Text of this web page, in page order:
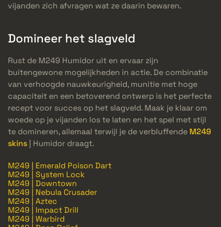
vijanden zich afvragen wat ze daarin bewaren.
Domineer het slagveld
Rust de M249 Humidor uit en ervaar zijn
buitengewone mogelijkheden in actie. De combinatie
van verhoogde nauwkeurigheid, munitie met hoge
capaciteit en een betoverend ontwerp is het perfecte
recept voor succes op het slagveld. Maak je klaar om
woede op je vijanden los te laten en het spel met stijl
te domineren, allemaal terwijl je de verbluffende M249
skins | Humidor draagt.
M249 | Emerald Poison Dart
M249 | System Lock
M249 | Downtown
M249 | Nebula Crusader
M249 | Aztec
M249 | Impact Drill
M249 | Warbird